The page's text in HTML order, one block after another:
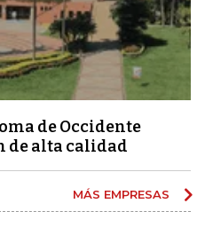
de Occidente
de alta calidad
MÁS EMPRESAS